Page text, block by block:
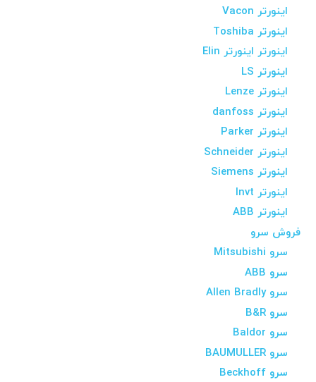
اینورتر Vacon
اینورتر Toshiba
اینورتر اینورتر Elin
اینورتر LS
اینورتر Lenze
اینورتر danfoss
اینورتر Parker
اینورتر Schneider
اینورتر Siemens
اینورتر Invt
اینورتر ABB
فروش سرو
سرو Mitsubishi
سرو ABB
سرو Allen Bradly
سرو B&R
سرو Baldor
سرو BAUMULLER
سرو Beckhoff